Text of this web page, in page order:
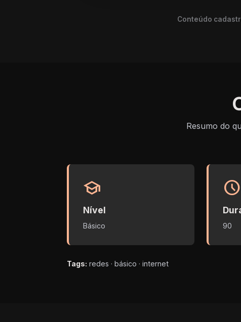
Conteúdo
Resumo do
school
Nível
Básico
schedule
90
Tags: redes · básico · internet